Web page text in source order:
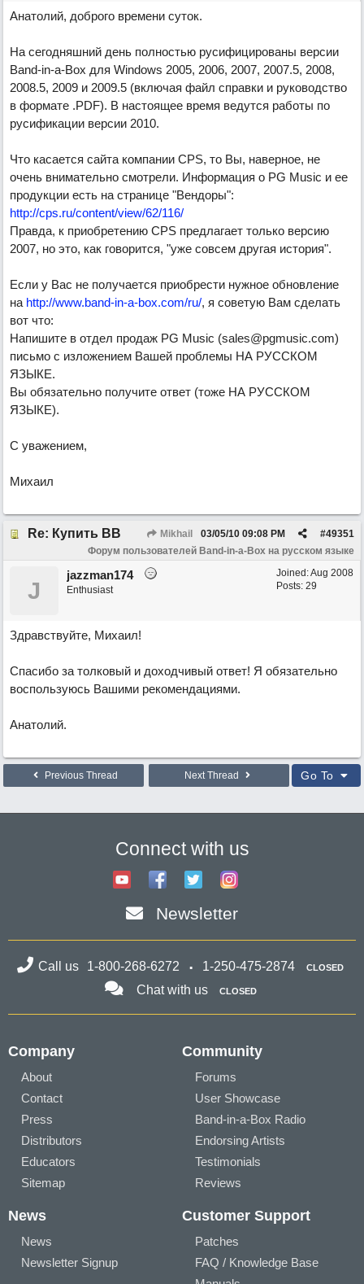
Анатолий, доброго времени суток.
На сегодняшний день полностью русифицированы версии
Band-in-a-Box для Windows 2005, 2006, 2007, 2007.5, 2008,
2008.5, 2009 и 2009.5 (включая файл справки и руководство
в формате .PDF). В настоящее время ведутся работы по
русификации версии 2010.
Что касается сайта компании CPS, то Вы, наверное, не
очень внимательно смотрели. Информация о PG Music и ее
продукции есть на странице "Вендоры":
http://cps.ru/content/view/62/116/
Правда, к приобретению CPS предлагает только версию
2007, но это, как говорится, "уже совсем другая история".
Если у Вас не получается приобрести нужное обновление
на http://www.band-in-a-box.com/ru/, я советую Вам сделать
вот что:
Напишите в отдел продаж PG Music (sales@pgmusic.com)
письмо с изложением Вашей проблемы НА РУССКОМ
ЯЗЫКЕ.
Вы обязательно получите ответ (тоже НА РУССКОМ
ЯЗЫКЕ).
С уважением,
Михаил
Re: Купить ВВ Mikhail #49351
03/05/10 09:08 PM
Форум пользователей Band-in-a-Box на русском языке
Joined:Aug 2008
Posts: 29
J
jazzman174
Enthusiast
Здравствуйте, Михаил!
Спасибо за толковый и доходчивый ответ! Я обязательно
воспользуюсь Вашими рекомендациями.
Анатолий.
Previous Thread Next Thread Go To
Connect with us
Newsletter
Call us 1-800-268-6272 1-250-475-2874 CLOSED
Chat with us CLOSED
Company
About
Contact
Press
Distributors
Educators
Sitemap
Community
Forums
User Showcase
Band-in-a-Box Radio
Endorsing Artists
Testimonials
Reviews
News
News
Newsletter Signup
Customer Support
Patches
FAQ / Knowledge Base